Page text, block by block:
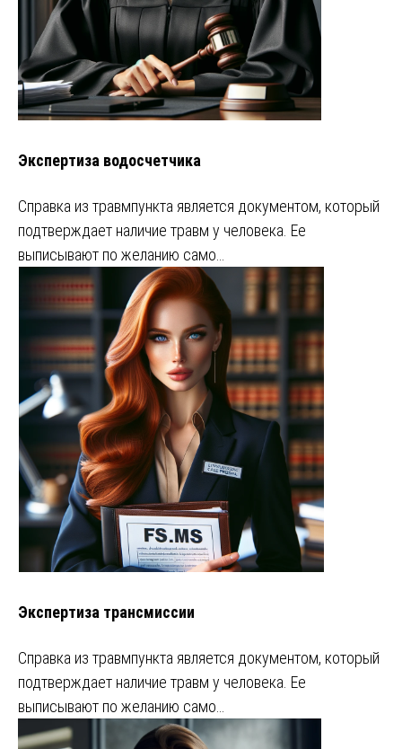
Экспертиза водосчетчика
Справка из травмпункта является документом, который
подтверждает наличие травм у человека. Ее
выписывают по желанию само…
Экспертиза трансмиссии
Справка из травмпункта является документом, который
подтверждает наличие травм у человека. Ее
выписывают по желанию само…